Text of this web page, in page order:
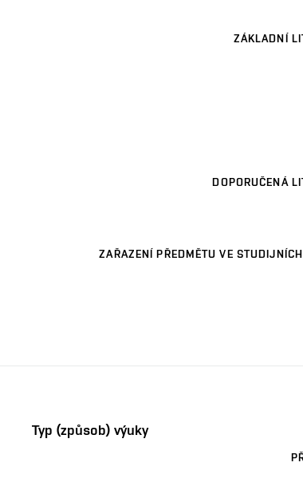
ZÁKLADNÍ
DOPORUČENÁ
ZAŘAZENÍ PŘEDMĚTU VE
Typ (způsob) výuky